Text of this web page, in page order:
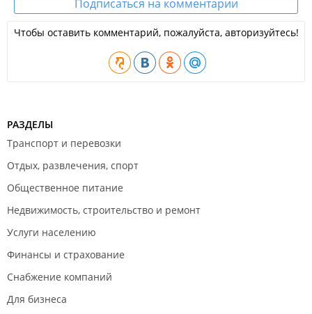
Подписаться на комментарии
Чтобы оставить комментарий, пожалуйста, авторизуйтесь!
РАЗДЕЛЫ
Транспорт и перевозки
Отдых, развлечения, спорт
Общественное питание
Недвижимость, строительство и ремонт
Услуги населению
Финансы и страхование
Снабжение компаний
Для бизнеса